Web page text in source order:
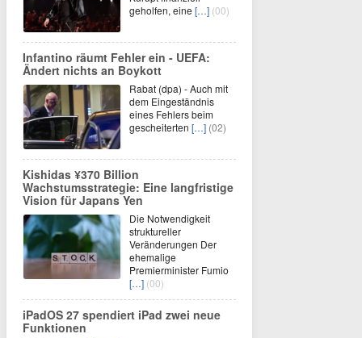
geholfen, eine […] (00)
Infantino räumt Fehler ein - UEFA:
Ändert nichts an Boykott
Rabat (dpa) - Auch mit
dem Eingeständnis
eines Fehlers beim
gescheiterten […] (02)
Kishidas ¥370 Billion
Wachstumsstrategie: Eine langfristige
Vision für Japans Yen
Die Notwendigkeit
struktureller
Veränderungen Der
ehemalige
Premierminister Fumio
[…] (00)
iPadOS 27 spendiert iPad zwei neue
Funktionen